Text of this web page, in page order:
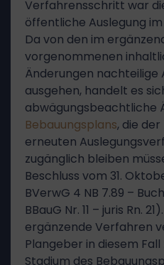
Verfahrensschritt war
öffentliche Auslegung
Da von den im
vorgenommenen
Änderungen nachteilige
ausgehen, handelt es
abwägungsbeachtliche
Bebauungsplans, die
erneuten
zugänglich bleiben
Beschluss vom 31.
BVerwG 4 NB 7.89 –
BBauG Nr. 11 – juris Rn.
ergänzende Verfahren
Plangeber in diesem Fall
Stadium des